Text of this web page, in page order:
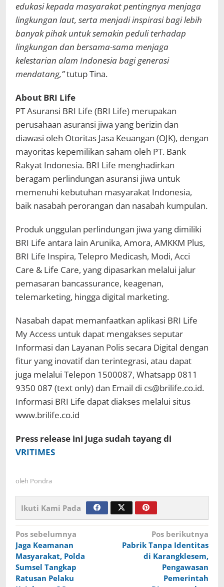
edukasi kepada masyarakat pentingnya menjaga
lingkungan laut, serta menjadi inspirasi bagi lebih
banyak pihak untuk semakin peduli terhadap
lingkungan dan bersama-sama menjaga
kelestarian alam Indonesia bagi generasi
mendatang,”tutup Tina.
About BRI Life
PT Asuransi BRI Life (BRI Life) merupakan
perusahaan asuransi jiwa yang berizin dan
diawasi oleh Otoritas Jasa Keuangan (OJK), dengan
mayoritas kepemilikan saham oleh PT. Bank
Rakyat Indonesia. BRI Life menghadirkan
beragam perlindungan asuransi jiwa untuk
memenuhi kebutuhan masyarakat Indonesia,
baik nasabah perorangan dan nasabah kumpulan.
Produk unggulan perlindungan jiwa yang dimiliki
BRI Life antara lain Arunika, Amora, AMKKM Plus,
BRI Life Inspira, Telepro Medicash, Modi, Acci
Care & Life Care, yang dipasarkan melalui jalur
pemasaran bancassurance, keagenan,
telemarketing, hingga digital marketing.
Nasabah dapat memanfaatkan aplikasi BRI Life
My Access untuk dapat mengakses seputar
Informasi dan Layanan Polis secara Digital dengan
fitur yang inovatif dan terintegrasi, atau dapat
juga melalui Telepon 1500087, Whatsapp 0811
9350 087 (text only) dan Email di cs@brilife.co.id.
Informasi BRI Life dapat diakses melalui situs
www.brilife.co.id
Press release ini juga sudah tayang di
VRITIMES
oleh Pondra
Ikuti Kami Pada
Navigasi
pos
Pos sebelumnya
Jaga Keamanan
Masyarakat, Polda
Sumsel Tangkap
Ratusan Pelaku
Pos berikutnya
Pabrik Tanpa Identitas
di Karangklesem,
Pengawasan
Pemerintah